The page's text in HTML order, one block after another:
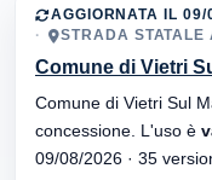
AGGIORNATA IL 09/
STRADA
Comune di Vietri
Comune di Vietri Sul
concessione. L'uso è
09/08/2026 ·